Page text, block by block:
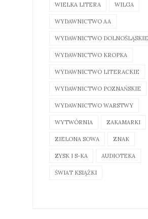
WIELKA LITERA WILGA
WYDAWNICTWO AA
WYDAWNICTWO DOLNOŚLĄSKIE
WYDAWNICTWO KROPKA
WYDAWNICTWO LITERACKIE
WYDAWNICTWO POZNAŃSKIE
WYDAWNICTWO WARSTWY
WYTWÓRNIA ZAKAMARKI
ZIELONA SOWA ZNAK
ZYSK I S-KA AUDIOTEKA
ŚWIAT KSIĄŻKI